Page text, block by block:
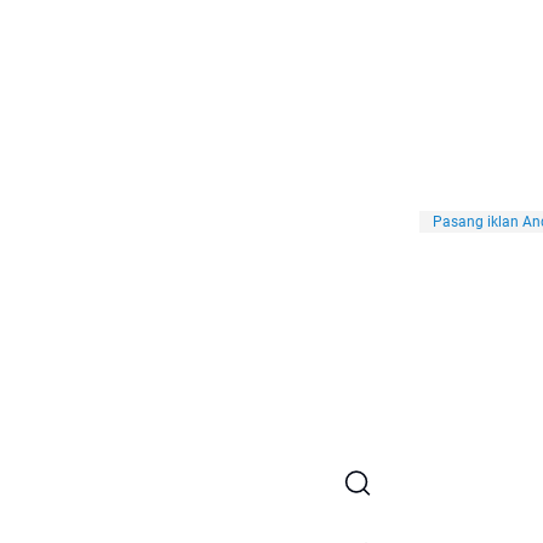
Pasang iklan